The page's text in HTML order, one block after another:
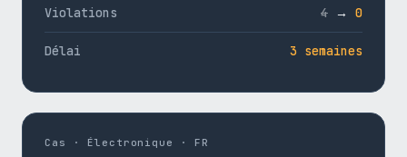
Violations 4 → 0
Délai 3 semaines
Cas · Électronique · FR